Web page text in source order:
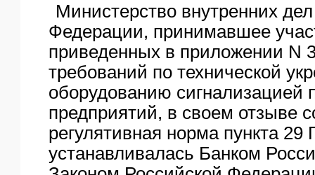
Министерство внутренних
Федерации, принимавшее
приведенных в приложении N
требований по технической
оборудованию сигнализацией
предприятий, в своем отзыве
регулятивная норма пункта 29
устанавливалась Банком